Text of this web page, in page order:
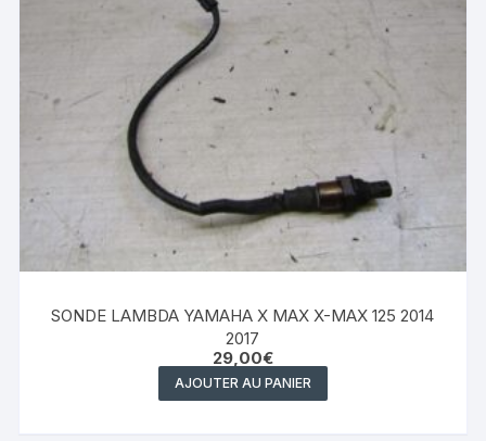
SONDE LAMBDA YAMAHA X MAX X-MAX 125 2014
2017
29,00€
AJOUTER AU PANIER